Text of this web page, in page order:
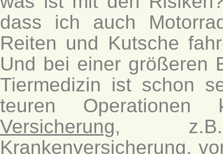
dass ich auch
Reiten und Kutsche
Und bei einer größeren
Tiermedizin ist schon
teuren
Versicherung, z.B.
Krankenversicherung,